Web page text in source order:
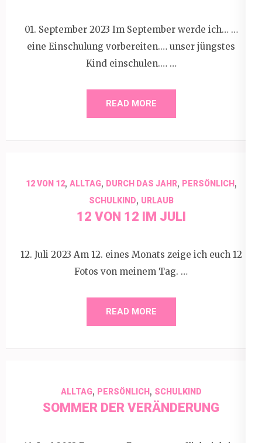
01. September 2023 Im September werde ich… …
eine Einschulung vorbereiten.… unser jüngstes
Kind einschulen.… …
READ MORE
12 VON 12, ALLTAG, DURCH DAS JAHR, PERSÖNLICH,
SCHULKIND, URLAUB
12 VON 12 IM JULI
12. Juli 2023 Am 12. eines Monats zeige ich euch 12
Fotos von meinem Tag. …
READ MORE
ALLTAG, PERSÖNLICH, SCHULKIND
SOMMER DER VERÄNDERUNG